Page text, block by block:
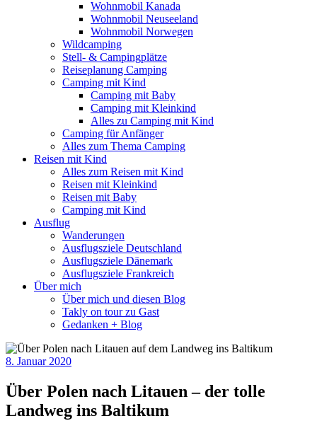
Wohnmobil Kanada
Wohnmobil Neuseeland
Wohnmobil Norwegen
Wildcamping
Stell- & Campingplätze
Reiseplanung Camping
Camping mit Kind
Camping mit Baby
Camping mit Kleinkind
Alles zu Camping mit Kind
Camping für Anfänger
Alles zum Thema Camping
Reisen mit Kind
Alles zum Reisen mit Kind
Reisen mit Kleinkind
Reisen mit Baby
Camping mit Kind
Ausflug
Wanderungen
Ausflugsziele Deutschland
Ausflugsziele Dänemark
Ausflugsziele Frankreich
Über mich
Über mich und diesen Blog
Takly on tour zu Gast
Gedanken + Blog
8. Januar 2020
Über Polen nach Litauen – der tolle
Landweg ins Baltikum